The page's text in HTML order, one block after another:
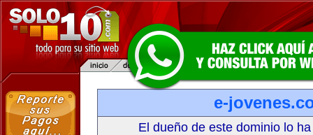
e-
El dueño de este dominio lo